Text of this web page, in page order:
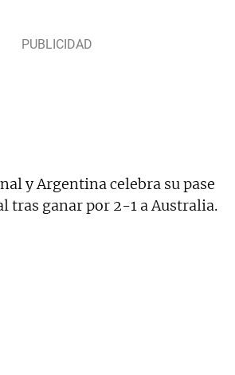
y Argentina celebra su pase
tras ganar por 2-1 a Australia.